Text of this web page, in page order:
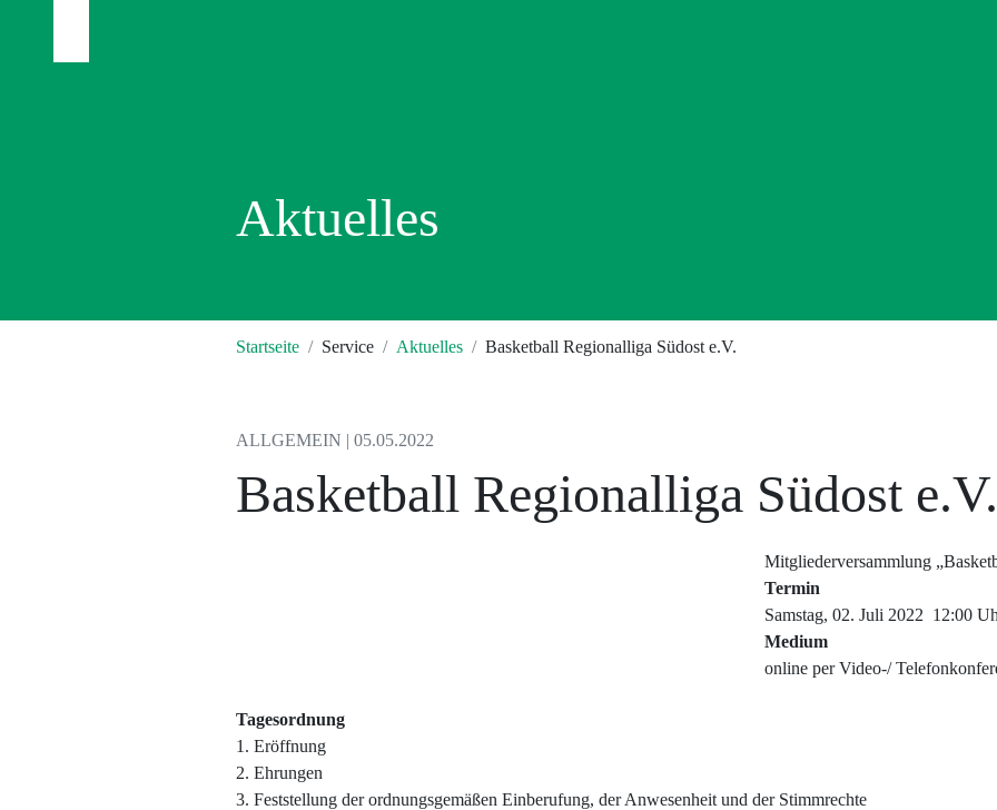
Aktuelles
Startseite Service Aktuelles Basketball Regionalliga Südost e.V.
ALLGEMEIN | 05.05.2022
Basketball Regionalliga Südost e.V.
Mitgliederversammlung
Termin
Samstag, 02. Juli 2022 12:00
Medium
online per Video-/
Tagesordnung
1. Eröffnung
2. Ehrungen
3. Feststellung der ordnungsgemäßen Einberufung, der Anwesenheit und der Stimmrechte